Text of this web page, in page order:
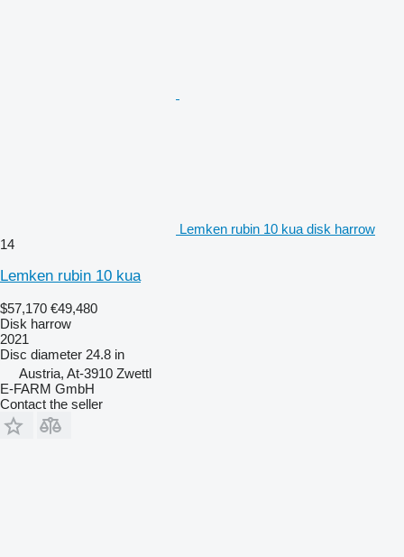
Lemken rubin 10 kua disk harrow
14
Lemken rubin 10 kua
$57,170 €49,480
Disk harrow
2021
Disc diameter 24.8 in
Austria, At-3910 Zwettl
E-FARM GmbH
Contact the seller